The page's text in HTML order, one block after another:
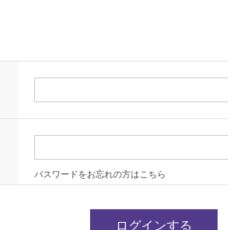
パスワードをお忘れの方はこちら